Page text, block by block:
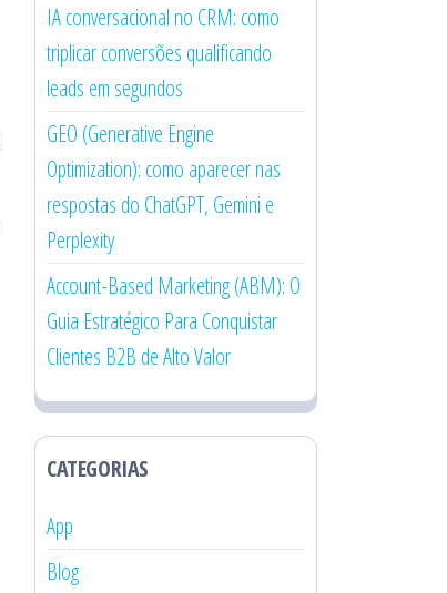
IA conversacional no CRM: como
triplicar conversões qualificando
leads em segundos
GEO (Generative Engine
Optimization): como aparecer nas
respostas do ChatGPT, Gemini e
Perplexity
Account-Based Marketing (ABM): O
Guia Estratégico Para Conquistar
Clientes B2B de Alto Valor
CATEGORIAS
App
Blog